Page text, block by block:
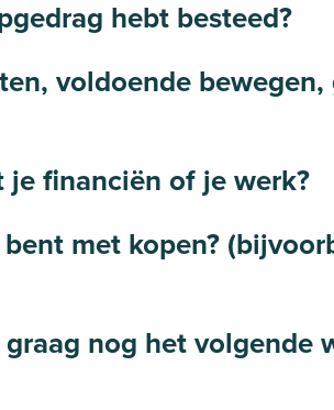
hebt besteed?
voldoende bewegen,
financiën of je werk?
met kopen?
nog het volgende